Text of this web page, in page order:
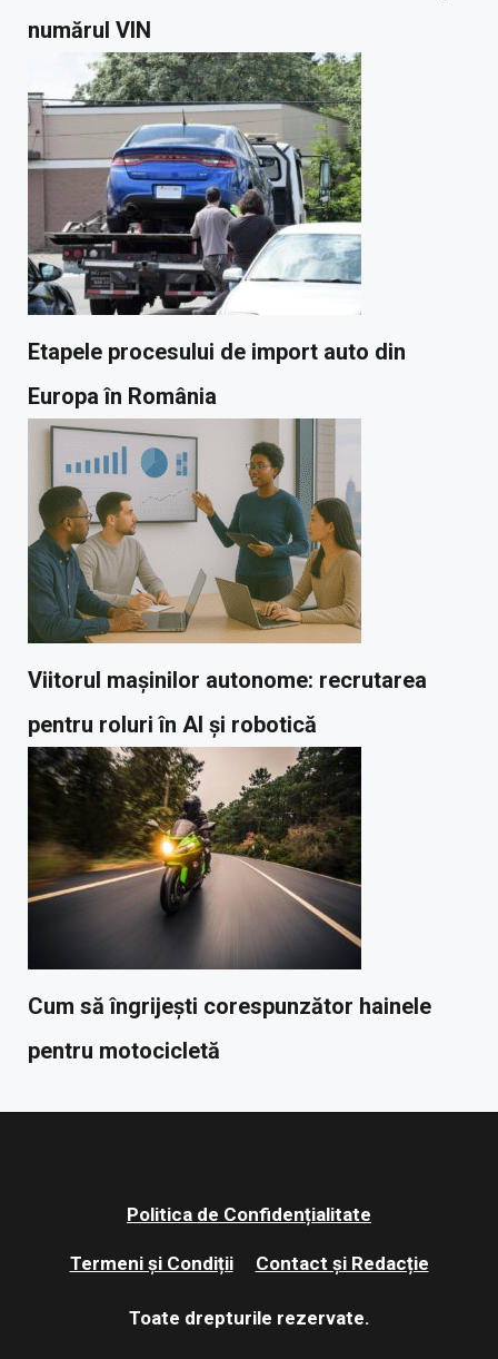
numărul VIN
Etapele procesului de import auto din
Europa în România
Viitorul mașinilor autonome: recrutarea
pentru roluri în AI și robotică
Cum să îngrijești corespunzător hainele
pentru motocicletă
Politica de Confidențialitate
Termeni și Condiții Contact și Redacție
Toate drepturile rezervate.